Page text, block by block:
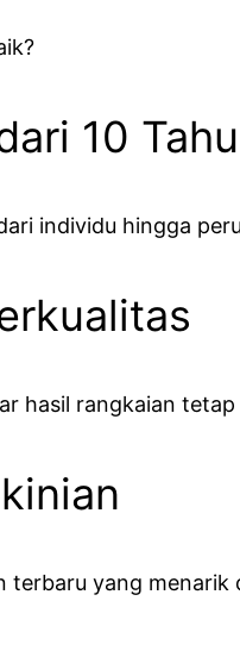
10
individu hingga
hasil rangkaian
terbaru yang menarik